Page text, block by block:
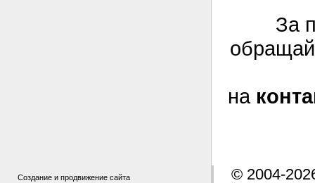
За
на
Создание и продвижение сайта
© 2004-